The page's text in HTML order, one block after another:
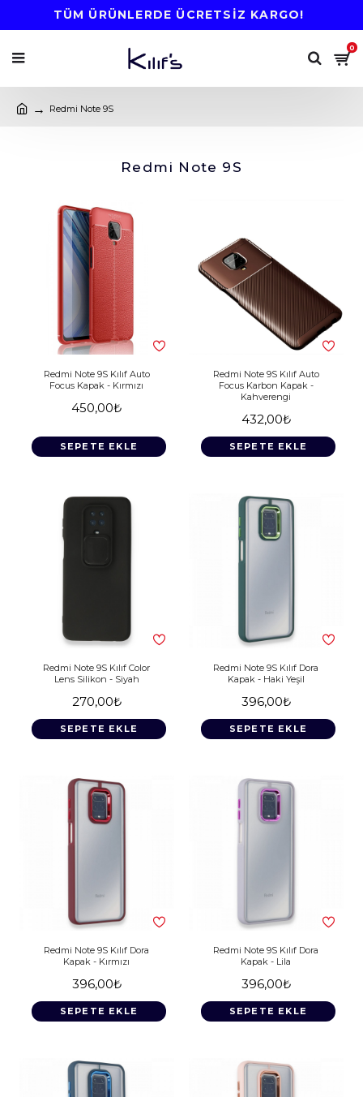
TÜM ÜRÜNLERDE ÜCRETSİZ KARGO!
0
Redmi Note 9S
Redmi Note 9S
Redmi Note 9S Kılıf Auto
Focus Kapak - Kırmızı
450,00₺
SEPETE EKLE
Redmi Note 9S Kılıf Auto
Focus Karbon Kapak -
Kahverengi
432,00₺
SEPETE EKLE
Redmi Note 9S Kılıf Color
Lens Silikon - Siyah
270,00₺
SEPETE EKLE
Redmi Note 9S Kılıf Dora
Kapak - Haki Yeşil
396,00₺
SEPETE EKLE
Redmi Note 9S Kılıf Dora
Kapak - Kırmızı
396,00₺
SEPETE EKLE
Redmi Note 9S Kılıf Dora
Kapak - Lila
396,00₺
SEPETE EKLE